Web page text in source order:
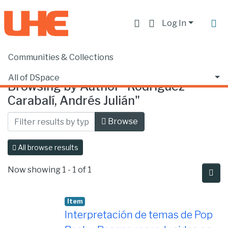
Log In
Communities & Collections
All of DSpace
Home Browse by Author
Browsing by Author "Rodríguez
Carabalí, Andrés Julián"
Browse
All browse results
Now showing 1 - 1 of 1
Item
Interpretación de temas de Pop